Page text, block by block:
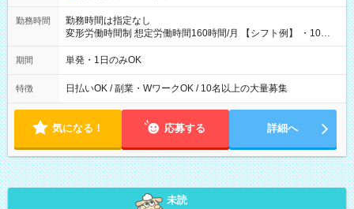
勤務時間
勤務時間は指定なし
変形労働時間制 想定労働時間160時間/月 【シフト例】 ・10：
00～20：00
期間 単発・1日のみOK
特徴 日払いOK / 副業・WワークOK / 10名以上の大量募集
気になる！ 応募する 詳細へ
未読